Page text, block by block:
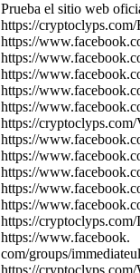
Prueba el sitio web
https://cryptoclyps.com/
https://www.facebook.
https://www.facebook.
https://www.facebook.
https://www.facebook.
https://www.facebook.
https://cryptoclyps.com/
https://www.facebook.
https://www.facebook.
https://www.facebook.
https://www.facebook.
https://www.facebook.
https://cryptoclyps.com/
https://www.facebook.
com/groups/
https://cryptoclyps.